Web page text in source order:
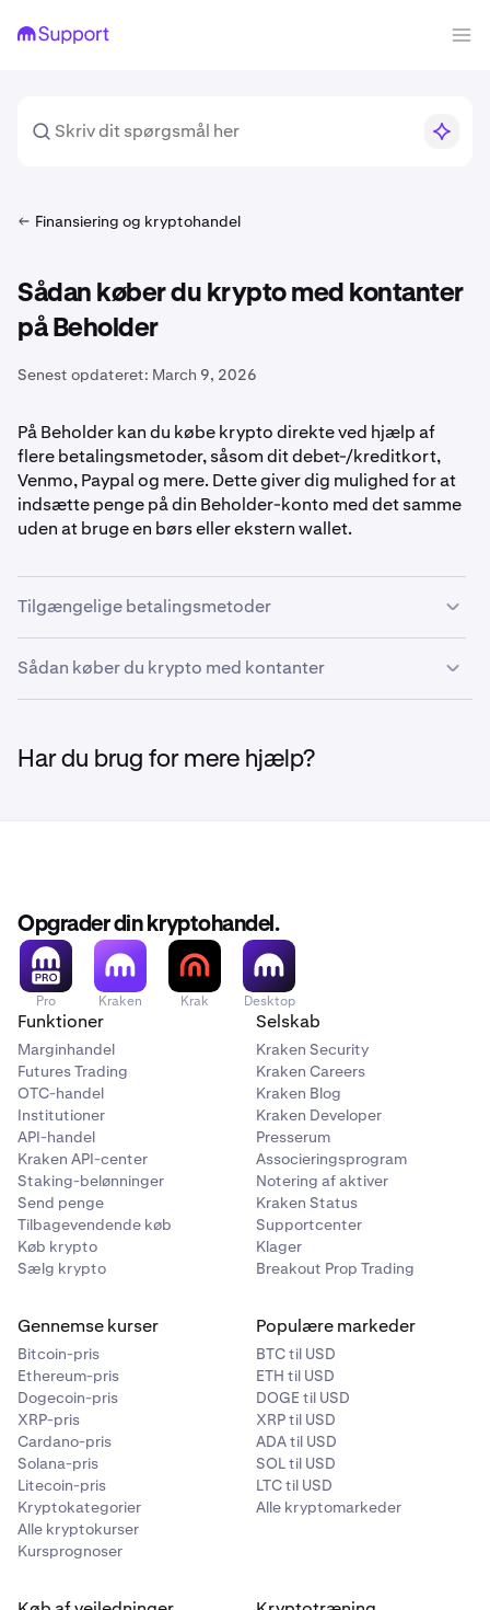
Finansiering og kryptohandel
Sådan køber du krypto med kontanter
på Beholder
Senest opdateret: March 9, 2026
På Beholder kan du købe krypto direkte ved hjælp af
flere betalingsmetoder, såsom dit debet-/kreditkort,
Venmo, Paypal og mere. Dette giver dig mulighed for at
indsætte penge på din Beholder-konto med det samme
uden at bruge en børs eller ekstern wallet.
Tilgængelige betalingsmetoder
• Debetkort
• Kreditkort
Sådan køber du krypto med kontanter
2 Vælg dinbrugsvaluta
, dette er den kontantvaluta, du
gerne vil bruge. Såsom USD, EUR, GBP og mere.
Indtast derefter det beløb, du gerne vil bruge.
Har du brug for mere hjælp?
Opgrader din kryptohandel.
Pro Kraken Krak Desktop
Funktioner
Marginhandel
Futures Trading
OTC-handel
Institutioner
API-handel
Kraken API-center
Staking-belønninger
Send penge
Tilbagevendende køb
Køb krypto
Sælg krypto
Selskab
Kraken Security
Kraken Careers
Kraken Blog
Kraken Developer
Presserum
Associeringsprogram
Notering af aktiver
Kraken Status
Supportcenter
Klager
Breakout Prop Trading
Gennemse kurser
Bitcoin-pris
Ethereum-pris
Dogecoin-pris
XRP-pris
Cardano-pris
Solana-pris
Litecoin-pris
Kryptokategorier
Alle kryptokurser
Kursprognoser
Populære markeder
BTC til USD
ETH til USD
DOGE til USD
XRP til USD
ADA til USD
SOL til USD
LTC til USD
Alle kryptomarkeder